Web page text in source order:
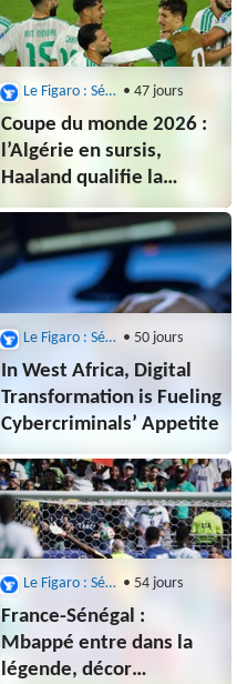
de finale
Le Figaro : Sénégal • 47 jours
Coupe du monde 2026 :
l’Algérie en sursis,
Haaland qualifie la
Norvège… Ce que vous
avez raté la
nuit dernière
Le Figaro : Sénégal • 50 jours
In West Africa, Digital
Transformation is Fueling
Cybercriminals’ Appetite
Le Figaro : Sénégal • 54 jours
France-Sénégal :
Mbappé entre dans la
légende, décor